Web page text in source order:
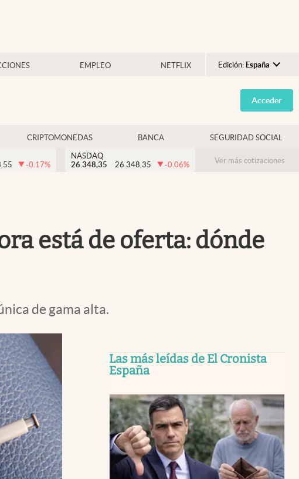
EMPLEO NETFLIX Edición: España
Argentina
España
USA
Colombia
Acceder
CRIPTOMONEDAS BANCA SEGURIDAD SOCIAL
-0.17%
NASDAQ
26.348,35
26.348,35 -0.06% Ver más cotizaciones
está de oferta: dónde
de gama alta.
Las más leídas de El Cronista
España